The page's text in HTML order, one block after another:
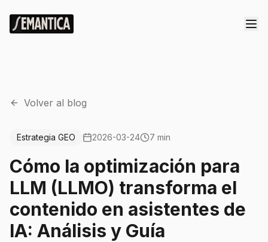
Volver al blog
Estrategia GEO 2026-03-24 7 min
Cómo la optimización para
LLM (LLMO) transforma el
contenido en asistentes de
IA: Análisis y Guía